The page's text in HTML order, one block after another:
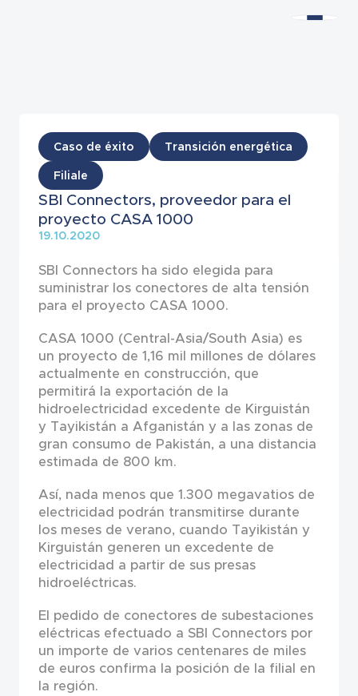
Noticias
Caso de éxito
Transición energética
Filiale
SBI Connectors, proveedor para el
proyecto CASA 1000
19.10.2020
SBI Connectors ha sido elegida para
suministrar los conectores de alta tensión
para el proyecto CASA 1000.
CASA 1000 (Central-Asia/South Asia) es
un proyecto de 1,16 mil millones de dólares
actualmente en construcción, que
permitirá la exportación de la
hidroelectricidad excedente de Kirguistán
y Tayikistán a Afganistán y a las zonas de
gran consumo de Pakistán, a una distancia
estimada de 800 km.
Así, nada menos que 1.300 megavatios de
electricidad podrán transmitirse durante
los meses de verano, cuando Tayikistán y
Kirguistán generen un excedente de
electricidad a partir de sus presas
hidroeléctricas.
El pedido de conectores de subestaciones
eléctricas efectuado a SBI Connectors por
un importe de varios centenares de miles
de euros confirma la posición de la filial en
la región.